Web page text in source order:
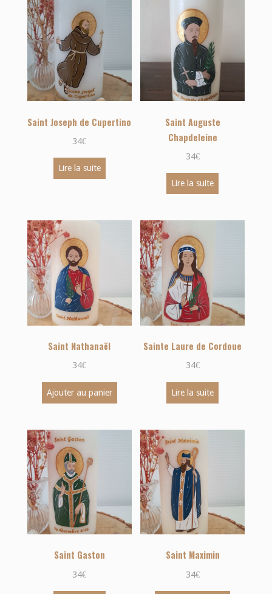
plus
ancien
Saint Joseph de Cupertino
34€
Lire la suite
Saint Auguste
Chapdeleine
34€
Lire la suite
Saint Nathanaël
34€
Ajouter au panier
Sainte Laure de Cordoue
34€
Lire la suite
Saint Gaston
34€
Saint Maximin
34€